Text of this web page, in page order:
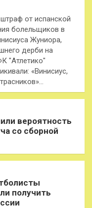
от испанской
болельщиков в
Жуниора,
дерби на
"Атлетико"
«Винисиус,
вероятность
со сборной
получить